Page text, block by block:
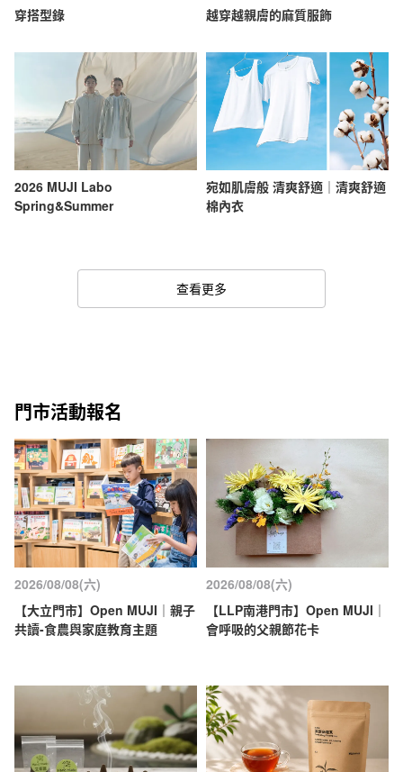
穿搭型錄 越穿越親膚的麻質服飾
2026 MUJI Labo
Spring&Summer
宛如肌膚般 清爽舒適｜清爽舒適
棉內衣
查看更多
門市活動報名
2026/08/08(六)
【大立門市】Open MUJI｜親子
共讀-食農與家庭教育主題
2026/08/08(六)
【LLP南港門市】Open MUJI｜
會呼吸的父親節花卡